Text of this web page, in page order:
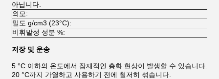
아닙니다.
외모:
밀도 g/cm3 (23°C):
비휘발성 성분 %:
저장 및 운송
5 °C 이하의 온도에서 잠재적인 층화 현상이 발생할 수 있습니다.
20 °C까지 가열하고 사용하기 전에 철저히 섞습니다.